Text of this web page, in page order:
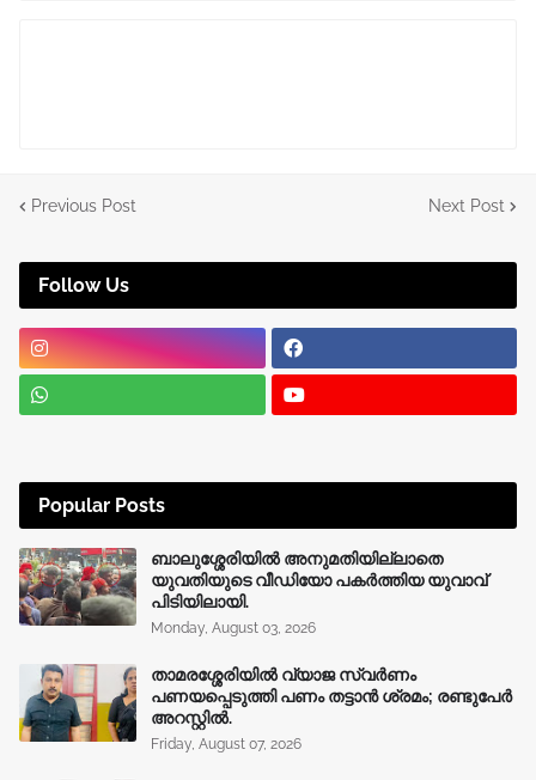
Previous Post Next Post
Follow Us
Popular Posts
ബാലുശ്ശേരിയിൽ അനുമതിയില്ലാതെ
യുവതിയുടെ വീഡിയോ പകർത്തിയ യുവാവ്
പിടിയിലായി.
Monday, August 03, 2026
താമരശ്ശേരിയിൽ വ്യാജ സ്വർണം
പണയപ്പെടുത്തി പണം തട്ടാൻ ശ്രമം; രണ്ടുപേർ
അറസ്റ്റിൽ.
Friday, August 07, 2026